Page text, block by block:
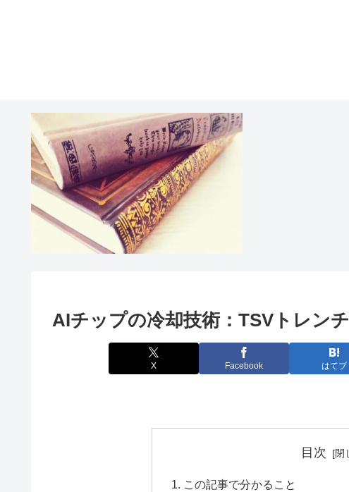
AIチップの冷却技術：TSVトレンチ
X Facebook はてブ
目次
この記事で分かること